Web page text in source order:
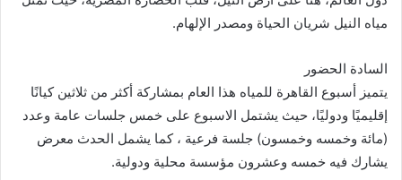
مياه النيل شريان الحياة ومصدر الإلهام.
السادة الحضور
يتميز أسبوع القاهرة للمياه هذا العام بمشاركة أكثر من ثلاثين كيانًا
إقليميًا ودوليًا، حيث يشتمل الاسبوع على خمس جلسات عامة وعدد
(مائة وخمسه وخمسون) جلسة فرعية ، كما يشمل الحدث معرض
يشارك فيه خمسه وعشرون مؤسسة محلية ودولية.